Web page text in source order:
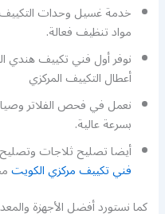
خدمة غسيل وحدات
مواد تنظيف فعالة.
نوفر أول فني تكييف هندي
أعطال التكييف المركزي
نعمل في فحص الفلاتر
بسرعة عالية.
أيضا تصليح ثلاجات
فني تكييف مركزي الكويت
كما نستورد أفضل الأجهزة